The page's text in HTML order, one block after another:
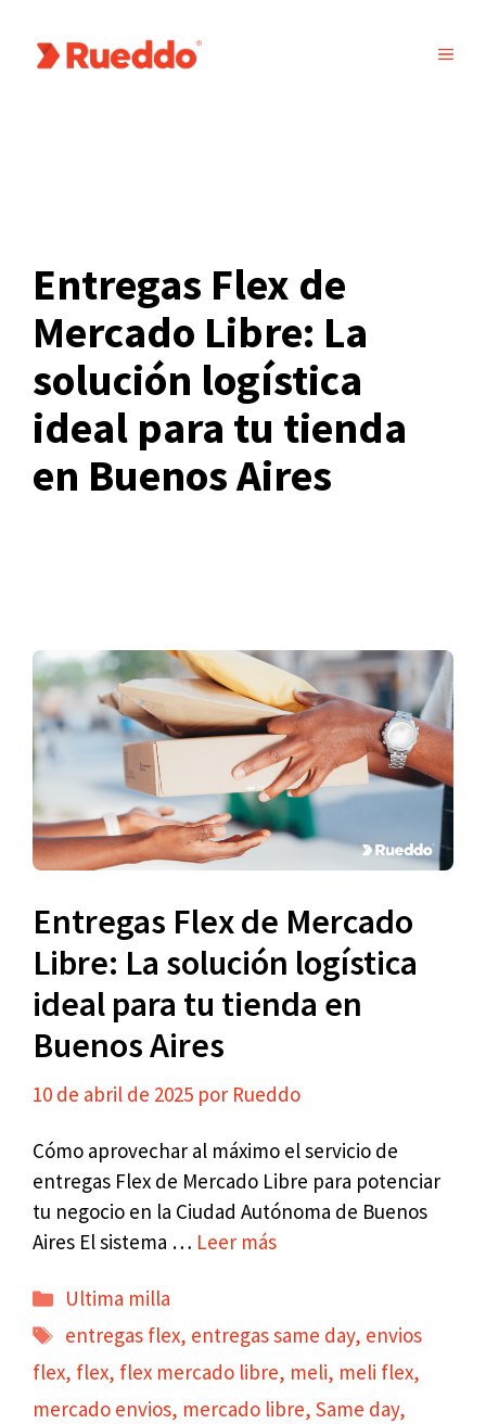
contenido
Entregas Flex de
Mercado Libre: La
solución logística
ideal para tu tienda
en Buenos Aires
Entregas Flex de Mercado
Libre: La solución logística
ideal para tu tienda en
Buenos Aires
10 de abril de 2025 por Rueddo
Cómo aprovechar al máximo el servicio de
entregas Flex de Mercado Libre para potenciar
tu negocio en la Ciudad Autónoma de Buenos
Aires El sistema … Leer más
Categorías
Ultima milla
Etiquetas
entregas flex, entregas same day, envios
flex, flex, flex mercado libre, meli, meli flex,
mercado envios, mercado libre, Same day,